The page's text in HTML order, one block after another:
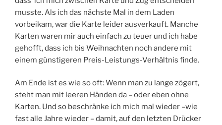
musste. Als ich das nächste Mal in dem Laden
vorbeikam, war die Karte leider ausverkauft. Manche
Karten waren mir auch einfach zu teuer und ich habe
gehofft, dass ich bis Weihnachten noch andere mit
einem günstigeren Preis-Leistungs-Verhältnis finde.
Am Ende ist es wie so oft: Wenn man zu lange zögert,
steht man mit leeren Händen da – oder eben ohne
Karten. Und so beschränke ich mich mal wieder –wie
fast alle Jahre wieder – damit, auf den letzten Drücker